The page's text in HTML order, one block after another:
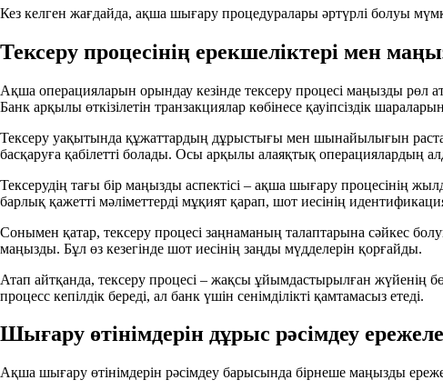
Кез келген жағдайда, ақша шығару процедуралары әртүрлі болуы
Тексеру процесінің ерекшеліктері мен
Ақша операцияларын орындау кезінде тексеру процесі маңызды рөл
Банк арқылы өткізілетін транзакциялар көбінесе қауіпсіздік
Тексеру уақытында құжаттардың дұрыстығы мен шынайылығын
басқаруға қабілетті болады. Осы арқылы алаяқтық операциялардың
Тексерудің тағы бір маңызды аспектісі – ақша шығару процесінің
барлық қажетті мәліметтерді мұқият қарап, шот иесінің
Сонымен қатар, тексеру процесі заңнаманың талаптарына сәйкес
маңызды. Бұл өз кезегінде шот иесінің заңды мүдделерін қорғайды.
Атап айтқанда, тексеру процесі – жақсы ұйымдастырылған жүйенің
процесс кепілдік береді, ал банк үшін сенімділікті қамтамасыз етеді.
Шығару өтінімдерін дұрыс рәсімдеу
Ақша шығару өтінімдерін рәсімдеу барысында бірнеше маңызды